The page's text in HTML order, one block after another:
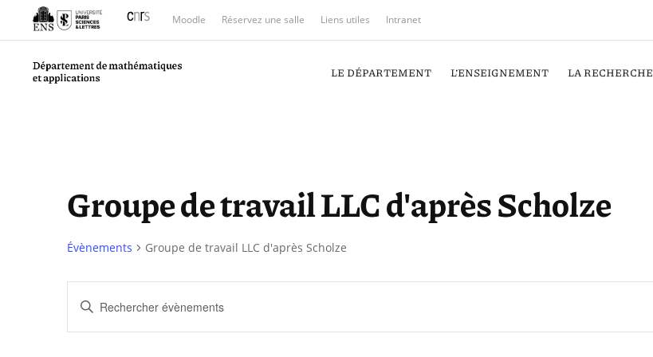
Moodle Réservez une salle Liens utiles Intranet
LE DÉPARTEMENT L’ENSEIGNEMENT LA RECHERCHE
Groupe de travail LLC d'après Scholze
Évènements Groupe de travail LLC d'après Scholze
Recherche
et
Saisir